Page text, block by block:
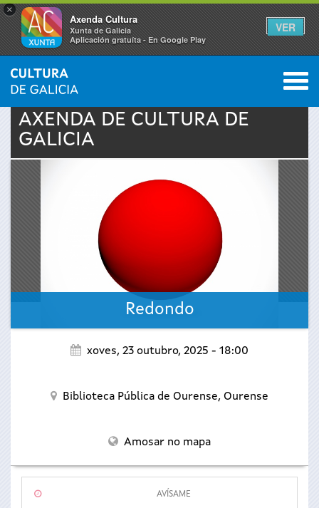
×
Axenda Cultura
Xunta de Galicia
Aplicación gratuíta - En Google Play
VER
Vostede
está
INICIO › ACTUALIDADE 0
AXENDA DE CULTURA DE
GALICIA
Redondo
xoves, 23 outubro, 2025 - 18:00
Biblioteca Pública de Ourense, Ourense
Amosar no mapa
AVÍSAME